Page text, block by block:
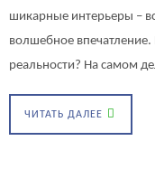
шикарные интерьеры –
волшебное впечатление.
реальности? На самом
ЧИТАТЬ ДАЛЕЕ